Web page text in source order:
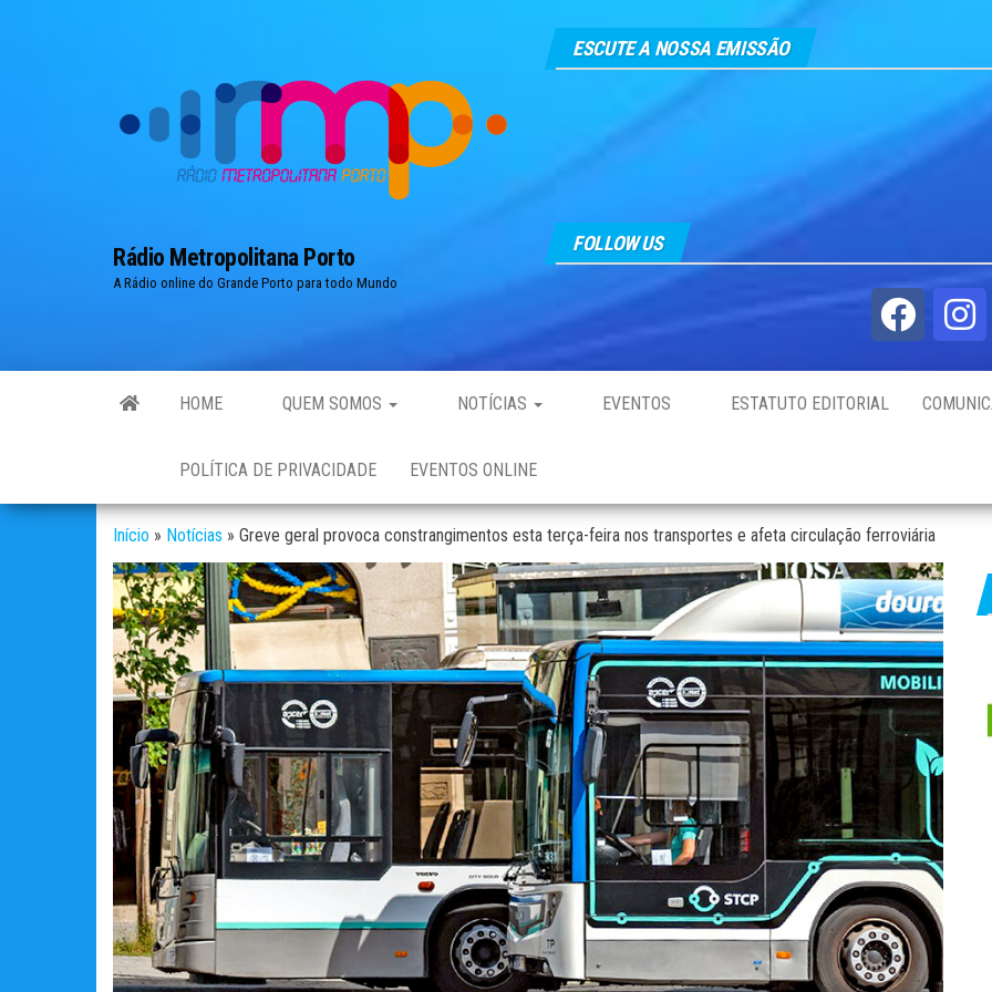
Rádio Metropolitana Porto
A Rádio online do Grande Porto para todo Mundo
ESCUTE A NOSSA EMISSÃO
FOLLOW US
HOME QUEM SOMOS NOTÍCIAS EVENTOS ESTATUTO EDITORIAL
POLÍTICA DE PRIVACIDADE EVENTOS ONLINE
Início » Notícias » Greve geral provoca constrangimentos esta terça-feira nos transportes e afeta circulação ferroviária